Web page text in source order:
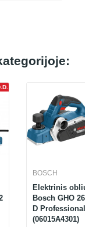
BOSCH
Elektrinis
Bosch GHO 26-
D Professional
(06015A4301)